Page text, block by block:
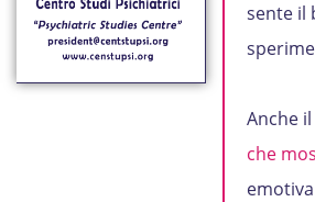
sente il
Anche
che